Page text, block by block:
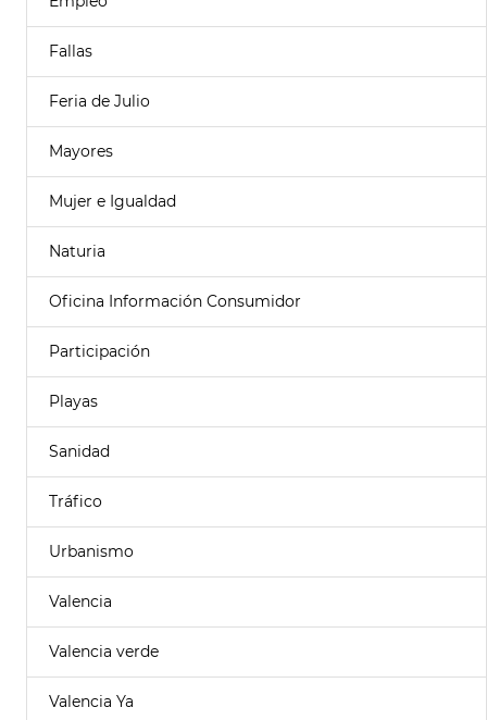
Fallas
Feria de Julio
Mayores
Mujer e Igualdad
Naturia
Oficina Información Consumidor
Participación
Playas
Sanidad
Tráfico
Urbanismo
Valencia
Valencia verde
Valencia Ya